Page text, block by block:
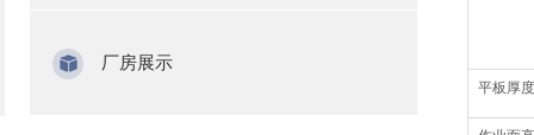
厂房展示
平板厚度